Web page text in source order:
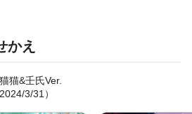
かえ
猫&壬氏Ver.
3/31）